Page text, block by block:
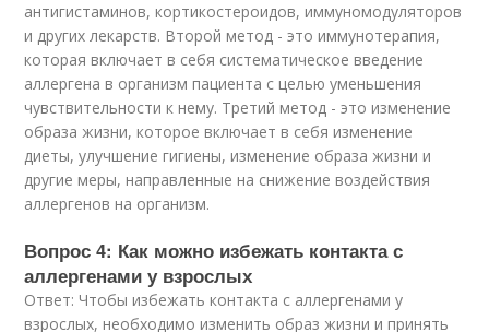
антигистаминов, кортикостероидов, иммуномодуляторов
и других лекарств. Второй метод - это иммунотерапия,
которая включает в себя систематическое введение
аллергена в организм пациента с целью уменьшения
чувствительности к нему. Третий метод - это изменение
образа жизни, которое включает в себя изменение
диеты, улучшение гигиены, изменение образа жизни и
другие меры, направленные на снижение воздействия
аллергенов на организм.
Вопрос 4: Как можно избежать контакта с
аллергенами у взрослых
Ответ: Чтобы избежать контакта с аллергенами у
взрослых, необходимо изменить образ жизни и принять